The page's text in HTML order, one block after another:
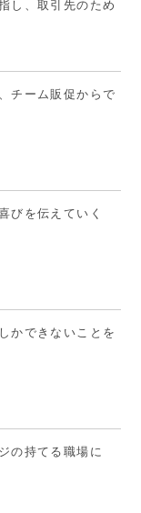
し、取引先のため
チーム販促からで
びを伝えていく
かできないことを
の持てる職場に